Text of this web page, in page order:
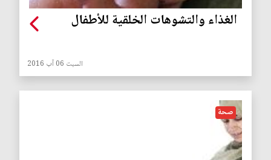
الغذاء والتشوهات الخلقية للأطفال
السبت 06 آب 2016
صحة